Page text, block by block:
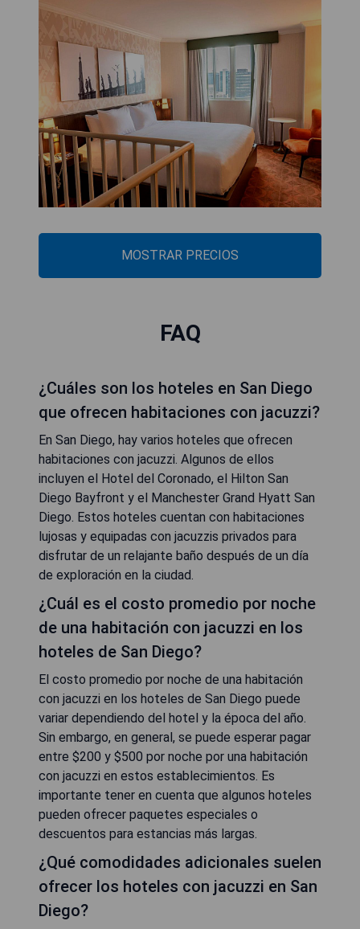
MOSTRAR PRECIOS
FAQ
¿Cuáles son los hoteles en San Diego
que ofrecen habitaciones con jacuzzi?
En San Diego, hay varios hoteles que ofrecen
habitaciones con jacuzzi. Algunos de ellos
incluyen el Hotel del Coronado, el Hilton San
Diego Bayfront y el Manchester Grand Hyatt San
Diego. Estos hoteles cuentan con habitaciones
lujosas y equipadas con jacuzzis privados para
disfrutar de un relajante baño después de un día
de exploración en la ciudad.
¿Cuál es el costo promedio por noche
de una habitación con jacuzzi en los
hoteles de San Diego?
El costo promedio por noche de una habitación
con jacuzzi en los hoteles de San Diego puede
variar dependiendo del hotel y la época del año.
Sin embargo, en general, se puede esperar pagar
entre $200 y $500 por noche por una habitación
con jacuzzi en estos establecimientos. Es
importante tener en cuenta que algunos hoteles
pueden ofrecer paquetes especiales o
descuentos para estancias más largas.
¿Qué comodidades adicionales suelen
ofrecer los hoteles con jacuzzi en San
Diego?